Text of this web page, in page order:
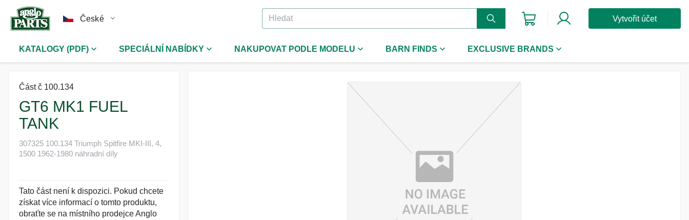
České Vytvořit účet
KATALOGY (PDF) SPECIÁLNÍ NABÍDKY NAKUPOVAT PODLE MODELU BARN FINDS EXCLUSIVE BRANDS
Část č 100.134
GT6 MK1 FUEL
TANK
307325 100.134 Triumph Spitfire MKI-III, 4,
1500 1962-1980 náhradní díly
Tato část není k dispozici. Pokud chcete
získat více informací o tomto produktu,
obraťte se na místního prodejce Anglo